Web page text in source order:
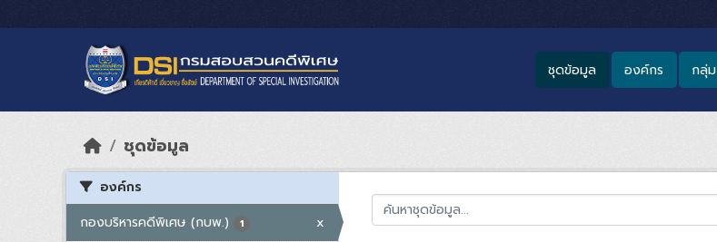
ชุดข้อมูล องค์กร กลุ่ม
ชุดข้อมูล
องค์กร
กองบริหารคดีพิเศษ (กบพ.)
1 x